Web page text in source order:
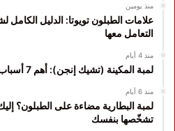
منذ يومين
التعامل معها
منذ 4 أيام
لمبة المكينة (تشيك إنجن): أهم 7 أسباب وطريقة التعامل معها
منذ 6 أيام
تشخّصها بنفسك